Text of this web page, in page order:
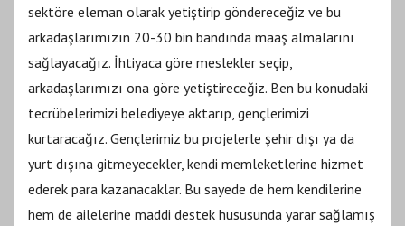
sektöre eleman olarak yetiştirip göndereceğiz ve bu
arkadaşlarımızın 20-30 bin bandında maaş almalarını
sağlayacağız. İhtiyaca göre meslekler seçip,
arkadaşlarımızı ona göre yetiştireceğiz. Ben bu konudaki
tecrübelerimizi belediyeye aktarıp, gençlerimizi
kurtaracağız. Gençlerimiz bu projelerle şehir dışı ya da
yurt dışına gitmeyecekler, kendi memleketlerine hizmet
ederek para kazanacaklar. Bu sayede de hem kendilerine
hem de ailelerine maddi destek hususunda yarar sağlamış